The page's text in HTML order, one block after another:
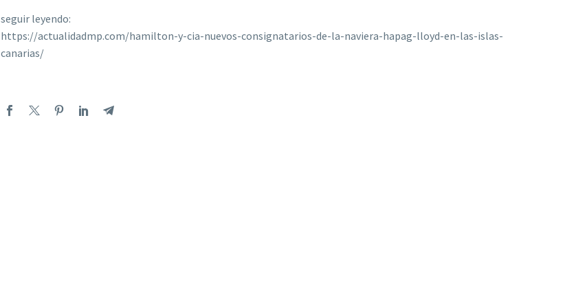
seguir leyendo:
https://actualidadmp.com/hamilton-y-cia-nuevos-consignatarios-de-la-naviera-hapag-lloyd-en-las-islas-
canarias/